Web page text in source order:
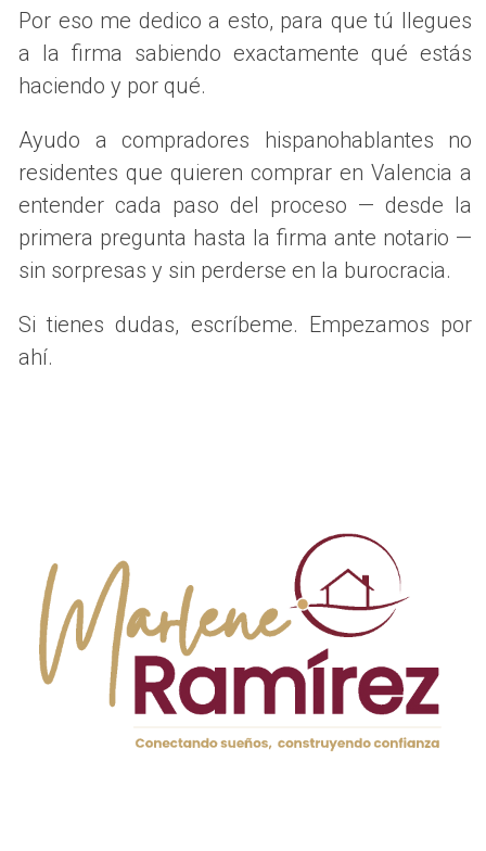
Mi acompañamiento es más que un servicio: es una
conexión real basada en la empatía, la experiencia y la
confianza.
mexicana que también hizo este cambio de vida
experta local en Valencia, sé exactamente qué necesitas
y cómo ayudarte.
Te asesoro desde la búsqueda hasta la firma.
Te conecto con bancos, abogados, asesores
migratorios y notarías.
Hablo tu idioma, entiendo tus miedos y estoy contigo
Te ayudo a evitar errores y a comprar bien, sin prisas
¿Estás listo para dejar de solo soñar y
empezar a planear tu nueva vida en Valencia?
Te invito a agendar una consulta gratuita conmigo a través
de Whatsapp . Juntos veremos qué necesitas, cómo
puedes empezar y qué tipo de propiedad encaja con tu
Por eso me dedico a esto, para que tú llegues
a la firma sabiendo exactamente qué estás
haciendo y por qué.
Ayudo a compradores hispanohablantes no
residentes que quieren comprar en Valencia a
entender cada paso del proceso — desde la
primera pregunta hasta la firma ante notario —
sin sorpresas y sin perderse en la burocracia.
Si tienes dudas, escríbeme. Empezamos por
ahí.